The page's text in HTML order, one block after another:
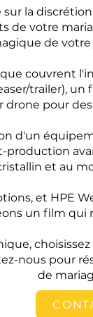
la
de votre
de
couvrent
trailer),
drone pour
d'un
et au
et HPE
un film
nous pour
de